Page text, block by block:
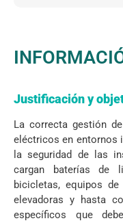
Justificación y
La correcta gestión
eléctricos en entornos
la seguridad de las
cargan baterías de
bicicletas, equipos
elevadoras y hasta
específicos que